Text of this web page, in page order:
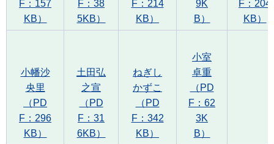
F：157
KB）
F：38
5KB）
F：214
KB）
9K
B）
F：204
KB）
小幡沙
央里
（PD
F：296
KB）
土田弘
之宣
（PD
F：31
6KB）
ねぎし
かずこ
（PD
F：342
KB）
小室
卓重
（PD
F：62
3K
B）